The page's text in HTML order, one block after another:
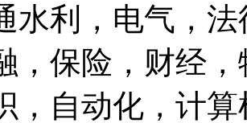
水利，电气，
，保险，财经
，自动化，计